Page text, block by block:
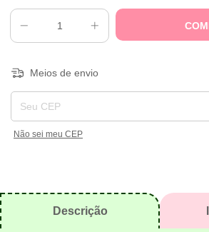
Meios de envio
Entregas para o CEP:
Não sei meu CEP
Descrição